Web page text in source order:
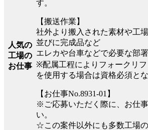
人気の
工場の
お仕事
す。
【搬送作業】
社外より搬入された素材や工
並びに完成品など
エレカや台車などで必要な部
※配属工程によりフォークリ
を使用する場合は資格必須とな
【お仕事No.8931-01】
※ご応募いただく際に、お仕
い。
☆この案件以外にも多数工場